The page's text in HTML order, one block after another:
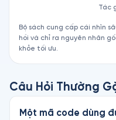
Tác
Bộ sách cung cấp cái nhìn
hồi và chỉ ra nguyên nhân
khỏe tối ưu.
Câu Hỏi Thường
Một mã code dùng